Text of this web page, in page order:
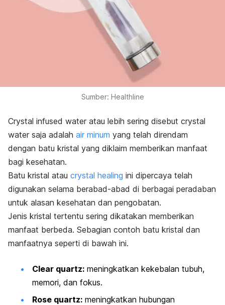
Sumber: Healthline
Crystal infused water atau lebih sering disebut crystal
water saja adalah air minum yang telah direndam
dengan batu kristal yang diklaim memberikan manfaat
bagi kesehatan.
Batu kristal atau crystal healing ini dipercaya telah
digunakan selama berabad-abad di berbagai peradaban
untuk alasan kesehatan dan pengobatan.
Jenis kristal tertentu sering dikatakan memberikan
manfaat berbeda. Sebagian contoh batu kristal dan
manfaatnya seperti di bawah ini.
Clear quartz: meningkatkan kekebalan tubuh,
memori, dan fokus.
Rose quartz: meningkatkan hubungan